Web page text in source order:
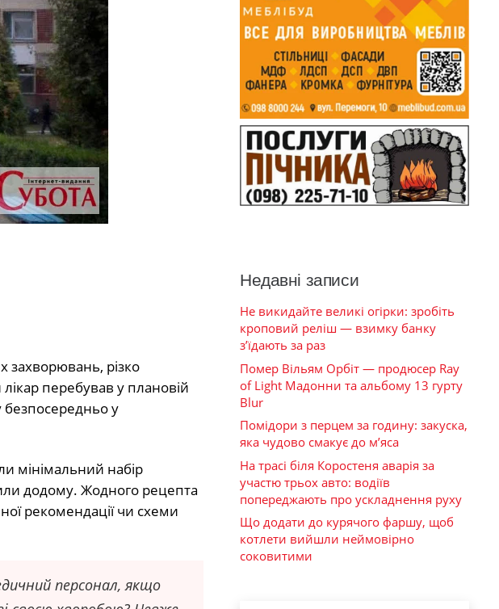
захворювань, різко
перебував у плановій
безпосередньо у
мінімальний набір
додому. Жодного рецепта
рекомендації чи схеми
персонал, якщо
Недавні записи
Не викидайте великі огірки: зробіть
кроповий реліш — взимку банку
з’їдають за раз
Помер Вільям Орбіт — продюсер Ray
of Light Мадонни та альбому 13 гурту
Blur
Помідори з перцем за годину: закуска,
яка чудово смакує до м’яса
На трасі біля Коростеня аварія за
участю трьох авто: водіїв
попереджають про ускладнення руху
Що додати до курячого фаршу, щоб
котлети вийшли неймовірно
соковитими